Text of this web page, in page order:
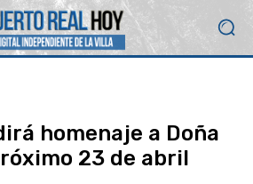
homenaje a Doña
23 de abril